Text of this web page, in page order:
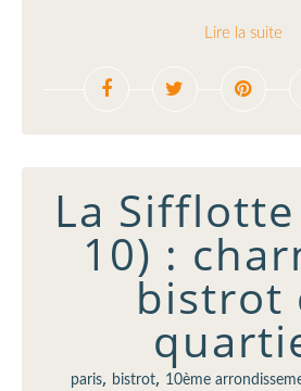
Lire la suite
La
10) :
bistrot
paris, bistrot, 10ème